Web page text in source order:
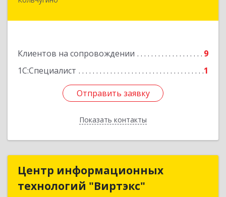
Клиентов на сопровождении
9
1С:Специалист
1
Отправить заявку
Показать контакты
Отправить заявку
Назад
Центр информационных
технологий "Виртэкс"
Центр информационных
технологий "Виртэкс"